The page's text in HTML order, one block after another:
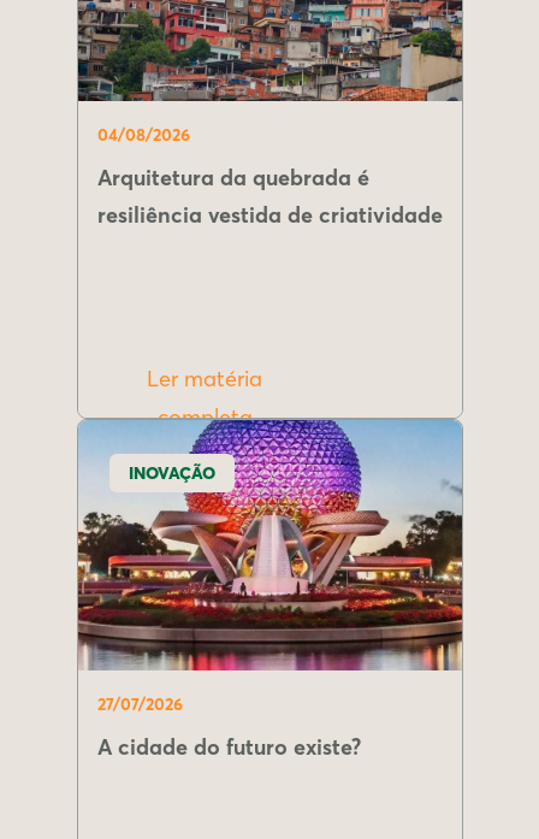
04/08/2026
Arquitetura da quebrada é
resiliência vestida de criatividade
Ler matéria
completa
INOVAÇÃO
27/07/2026
A cidade do futuro existe?